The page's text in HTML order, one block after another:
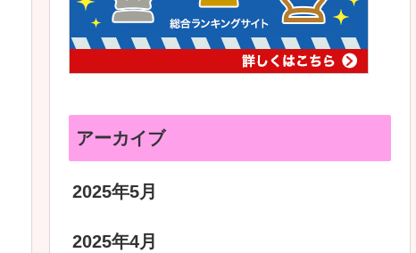
アーカイブ
2025年5月
2025年4月